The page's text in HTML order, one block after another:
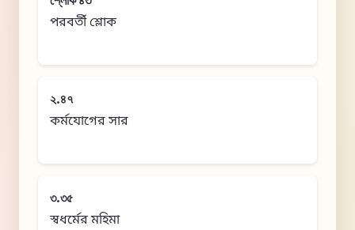
পরবর্তী শ্লোক
২.৪৭
কর্মযোগের সার
৩.৩৫
স্বধর্মের মহিমা